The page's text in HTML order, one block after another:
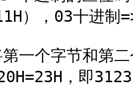
），03十进
个字节和第二
，即